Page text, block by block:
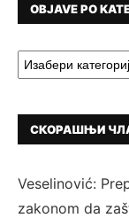
OBJAVE PO
СКОРАШЊИ
Veselinović:
zakonom da